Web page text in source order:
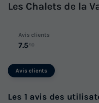
Les Chalets de la
Avis clients
7.5/10
Avis clients
Les 1 avis des